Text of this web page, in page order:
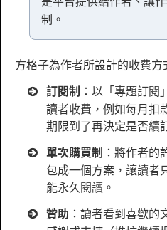
制。
方格子為作者所設計的收費方
訂閱制 ：以「專題訂
讀者收費，例如每月扣
期限到了再決定是否續
單次購買制 ：將作者
包成一個方案，讓讀者
能永久閱讀。
贊助 ：讀者看到喜歡